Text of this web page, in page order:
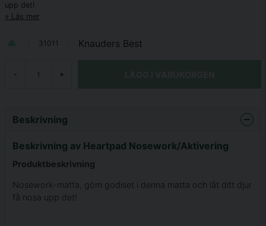
upp det!
Läs mer
31011 Knauders Best
- +
Beskrivning
Beskrivning av Heartpad Nosework/Aktivering
Produktbeskrivning
Nosework-matta, göm godiset i denna matta och låt ditt djur
få nosa upp det!